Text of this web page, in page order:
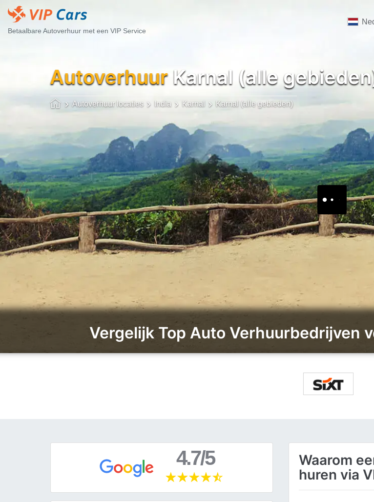
Betaalbare Autoverhuur met een VIP Service
AutoverhuurKarnal (alle
Autoverhuur locaties India Karnal Karnal (alle gebieden)
Vergelijk Top Auto Verhuurbedrijven
4.7/5
Waarom
huren via